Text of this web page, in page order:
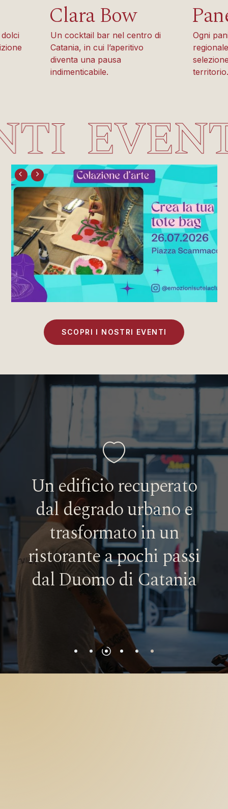
Clara Bow
Un cocktail bar nel centro di
Catania, in cui l’aperitivo
diventa una pausa
indimenticabile.
Ogni
territorio.
SCOPRI I NOSTRI EVENTI
Manifesto
Unedificiorecuperato
daldegradourbanoe
trasformatoinun
ristoranteapochi passi
dalDuomodi Catania